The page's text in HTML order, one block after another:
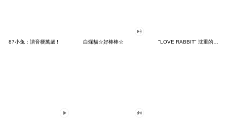
87小兔：諧音梗萬歲 ! 白爛貓☆好棒棒☆ "LOVE RABBIT" 沈重的愛 台灣版